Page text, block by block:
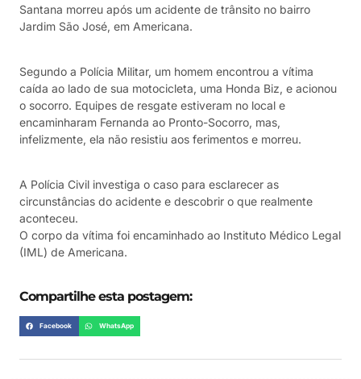
Santana morreu após um acidente de trânsito no bairro
Jardim São José, em Americana.
Segundo a Polícia Militar, um homem encontrou a vítima
caída ao lado de sua motocicleta, uma Honda Biz, e acionou
o socorro. Equipes de resgate estiveram no local e
encaminharam Fernanda ao Pronto-Socorro, mas,
infelizmente, ela não resistiu aos ferimentos e morreu.
A Polícia Civil investiga o caso para esclarecer as
circunstâncias do acidente e descobrir o que realmente
aconteceu.
O corpo da vítima foi encaminhado ao Instituto Médico Legal
(IML) de Americana.
Compartilhe esta postagem:
Facebook WhatsApp